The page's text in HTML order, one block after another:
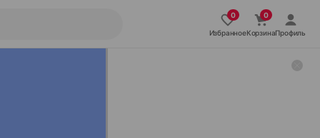
ИзбранноеКорзинаПрофиль